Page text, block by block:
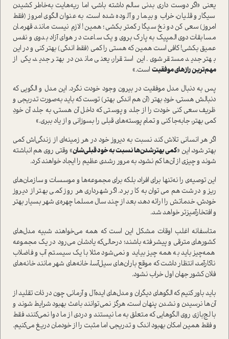
یعنی «اگر دوست داری بدنی سالم داشته باشی، اما ریه‌هایت به‌خاطر کشیدن
سیگار و قلیان، خراب و بیمار و آلوده شده است، به عنوان الگوی امروز (فقط
امروز) سعی کن دو نخ سیگار کمتر بکشی؛ همین! لازم نیست مانند قهرمان
مسابقات دوی المپیک به پارک بروی و یک ساعت در هوای آزاد بدوی و نفس
عمیق بکشی! کافی است همین که هستی را کمی (فقط اندکی) بهتر کنی و در این
بهتر جدید مستقر شوی. این استقرار، یعنی ماندن در بهتر جدید، یکی از
مهم‌ترین رازهای موفقیت است.»
پس به دنبال مدل موفقیت در بیرون وجود خودت نگرد. این مدل و الگویی که
دنبالش هستی، خودِ بهتر (آن هم اندکی بهتر) توست که باید به‌صورت تدریجی و
ظریف سعی کنی خودت را از جلد و پوستی که داخل آن هستی، به جلد آن خودِ
کمی بهتر، جابه‌جا کنی و تمام پوسته‌های قبلی را بسوزانی و از یاد ببری.»
اگر هر انسانی تلاش کند نسبت به دیروز خود در هر زمینه‌ای از زندگی‌اش کمی
بهتر شود، این «کمی بهترشدن‌ها نسبت به خود قبلی‌شان» وقتی روی هم انباشته
شوند و چیزی از آن‌ها کم نشود، به مرور رشدی عظیم را ایجاد خواهند کرد.
این توصیه‌ی را نه‌تنها برای افراد، بلکه برای مجموعه‌ها و موسسات و سازمان‌های
ریز و درشت هم می‌توان به کار برد. اگر شهرداری هر روز کمی بهتر از دیروز
خودش، خدماتش را ارائه دهد، بعد از چند سال مسلما چهره‌ی شهر بسیار بهتر
و افتخار‌آمیز‌تر خواهد شد.
متاسفانه اغلب اوقات مشکل این است که همه می‌خواهند شبیه مدل‌های
کشورهای مترقی و پیشرفته باشند؛ در‌حالی‌که یادشان می‌رود در یک مجموعه
همه‌چیز باید به همه چیز بیاید و نمی‌شود مثلا با یک سیستم آب و فاضلاب
ناکارآمد، انتظار داشت که موقع باران‌های سیل‌آسا، خانه‌های شهر مانند خانه‌های
فلان کشور جهان اول خراب نشود.
باید باور کنیم که الگوهای دیگران و مدل‌های ایده‌آل و آرمانی، چون در ذات تقلید از
آن‌ها نرسیدن و نشدن پنهان است، هرگز نمی‌توانند باعث بهبود شرایط شوند و
با لج‌بازی روی الگوهایی که متعلق به ما نیستند و دردی از ما دوا نمی‌کنند، فقط
و فقط همین امکان بهبود اندک و تدریجی، اما مثبت را از خودمان دریغ می‌کنیم.